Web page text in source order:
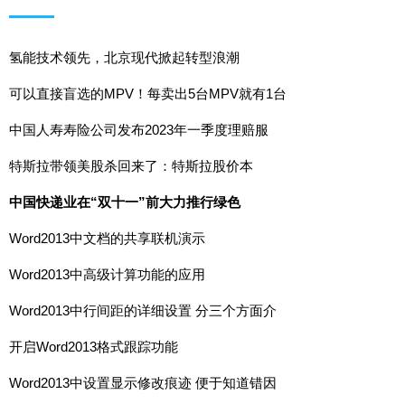
氢能技术领先，北京现代掀起转型浪潮
可以直接盲选的MPV！每卖出5台MPV就有1台
中国人寿寿险公司发布2023年一季度理赔服
特斯拉带领美股杀回来了：特斯拉股价本
中国快递业在“双十一”前大力推行绿色
Word2013中文档的共享联机演示
Word2013中高级计算功能的应用
Word2013中行间距的详细设置 分三个方面介
开启Word2013格式跟踪功能
Word2013中设置显示修改痕迹 便于知道错因